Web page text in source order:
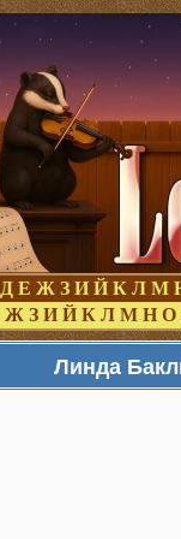
Д Е Ж З И Й К Л М
Ж З И Й К Л М Н О
Линда